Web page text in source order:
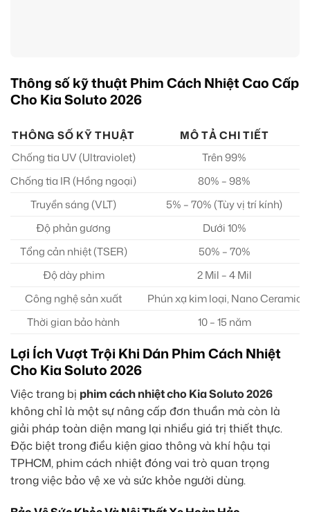
Thông số kỹ thuật Phim Cách Nhiệt Cao Cấp
Cho Kia Soluto 2026
THÔNG SỐ KỸ THUẬT
MÔ TẢ CHI TIẾT
Chống tia UV (Ultraviolet)
Trên 99%
Chống tia IR (Hồng ngoại)
80% – 98%
Truyền sáng (VLT)
5% – 70% (Tùy vị trí kính)
Độ phản gương
Dưới 10%
Tổng cản nhiệt (TSER)
50% – 70%
Độ dày phim
2 Mil – 4 Mil
Công nghệ sản xuất
Phún xạ kim loại, Nano Ceramic
Thời gian bảo hành
10 – 15 năm
Lợi Ích Vượt Trội Khi Dán Phim Cách Nhiệt
Cho Kia Soluto 2026
Việc trang bị phim cách nhiệt cho Kia Soluto 2026
không chỉ là một sự nâng cấp đơn thuần mà còn là
giải pháp toàn diện mang lại nhiều giá trị thiết thực.
Đặc biệt trong điều kiện giao thông và khí hậu tại
TPHCM, phim cách nhiệt đóng vai trò quan trọng
trong việc bảo vệ xe và sức khỏe người dùng.